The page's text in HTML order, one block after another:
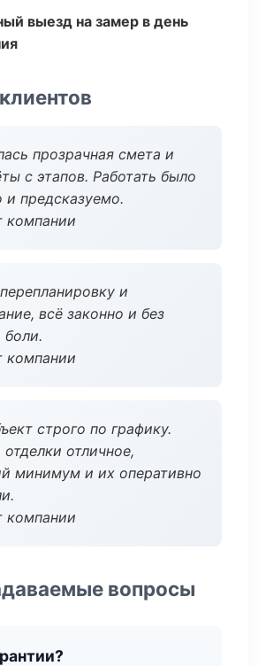
выезд на замер в день
прозрачная смета и
с этапов. Работать было
и предсказуемо.
компании
и
всё законно и без
боли.
компании
строго по графику.
отличное,
минимум и их оперативно
компании
вопросы